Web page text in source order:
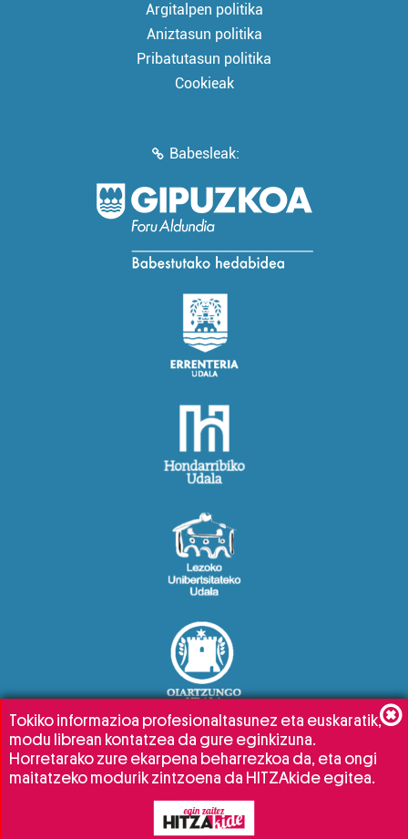
Argitalpen politika
Aniztasun politika
Pribatutasun politika
Cookieak
Babesleak:
Tokiko informazioa profesionaltasunez eta euskaratik,
modu librean kontatzea da gure eginkizuna.
Horretarako zure ekarpena beharrezkoa da, eta ongi
maitatzeko modurik zintzoena da HITZAkide egitea.